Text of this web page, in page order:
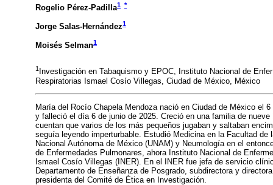
Rogelio Pérez-Padilla1 *
Jorge Salas-Hernández1
Moisés Selman1
1 Investigación en Tabaquismo y EPOC, Instituto Nacional de
Respiratorias Ismael Cosío Villegas, Ciudad de México, México
María del Rocío Chapela Mendoza nació en Ciudad de México el 6
y falleció el día 6 de junio de 2025. Creció en una familia de nueve
cuentan que varios de los más pequeños jugaban y saltaban
seguía leyendo imperturbable. Estudió Medicina en la Facultad de
Nacional Autónoma de México (UNAM) y Neumología en el
de Enfermedades Pulmonares, ahora Instituto Nacional de
Ismael Cosío Villegas (INER). En el INER fue jefa de servicio
Departamento de Enseñanza de Posgrado, subdirectora y
presidenta del Comité de Ética en Investigación.